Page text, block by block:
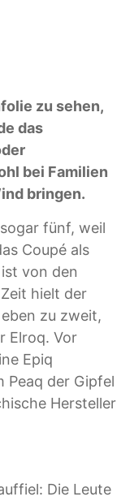
zu sehen,
das
bei Familien
bringen.
fünf, weil
Coupé als
von den
hielt der
zu zweit,
Elroq. Vor
Epiq
der Gipfel
Hersteller
Die Leute